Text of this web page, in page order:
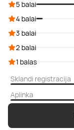
5 balai
4 balai
3 balai
2 balai
1 balas
Sklandi registracija
Aplinka